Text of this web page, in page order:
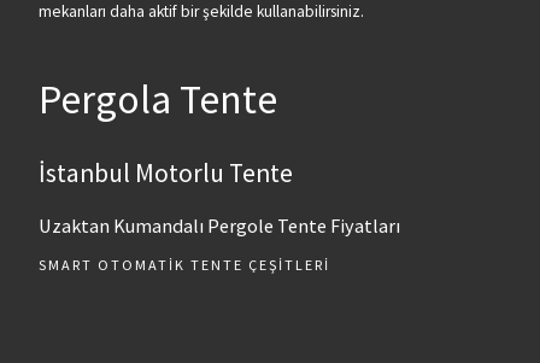
mekanları daha aktif bir şekilde kullanabilirsiniz.
Pergola Tente
İstanbul Motorlu Tente
Uzaktan Kumandalı Pergole Tente Fiyatları
SMART OTOMATIK TENTE ÇEŞITLERI